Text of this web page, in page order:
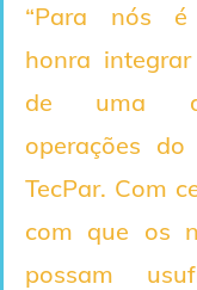
“Para nós
honra
de uma
operações
TecPar. Com
com que os
possam